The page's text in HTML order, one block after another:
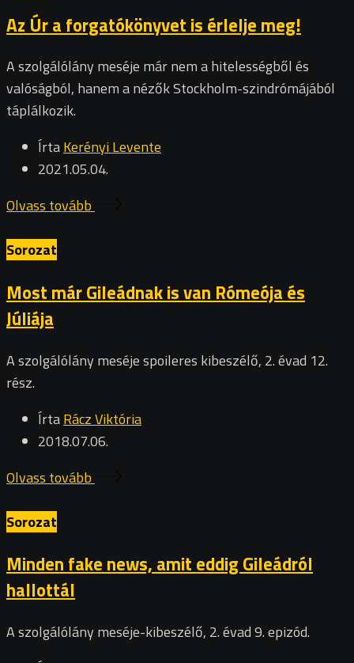
Az Úr a forgatókönyvet is érlelje meg!
A szolgálólány meséje már nem a hitelességből és
valóságból, hanem a nézők Stockholm-szindrómájából
táplálkozik.
ÍrtaKerényi Levente
2021.05.04.
Olvass tovább
Sorozat
Most már Gileádnak is van Rómeója és
Júliája
A szolgálólány meséje spoileres kibeszélő, 2. évad 12.
rész.
ÍrtaRácz Viktória
2018.07.06.
Olvass tovább
Sorozat
Minden fake news, amit eddig Gileádról
hallottál
A szolgálólány meséje-kibeszélő, 2. évad 9. epizód.